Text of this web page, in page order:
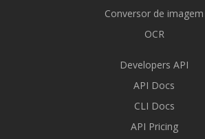
Conversor de imagem
OCR
Developers API
API Docs
CLI Docs
API Pricing